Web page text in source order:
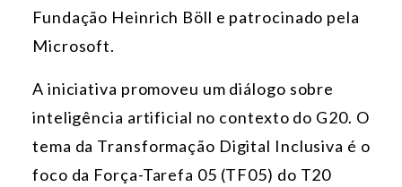
Fundação Heinrich Böll e patrocinado pela
Microsoft.
A iniciativa promoveu um diálogo sobre
inteligência artificial no contexto do G20. O
tema da Transformação Digital Inclusiva é o
foco da Força-Tarefa 05 (TF05) do T20